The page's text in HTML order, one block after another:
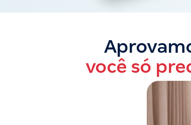
você só